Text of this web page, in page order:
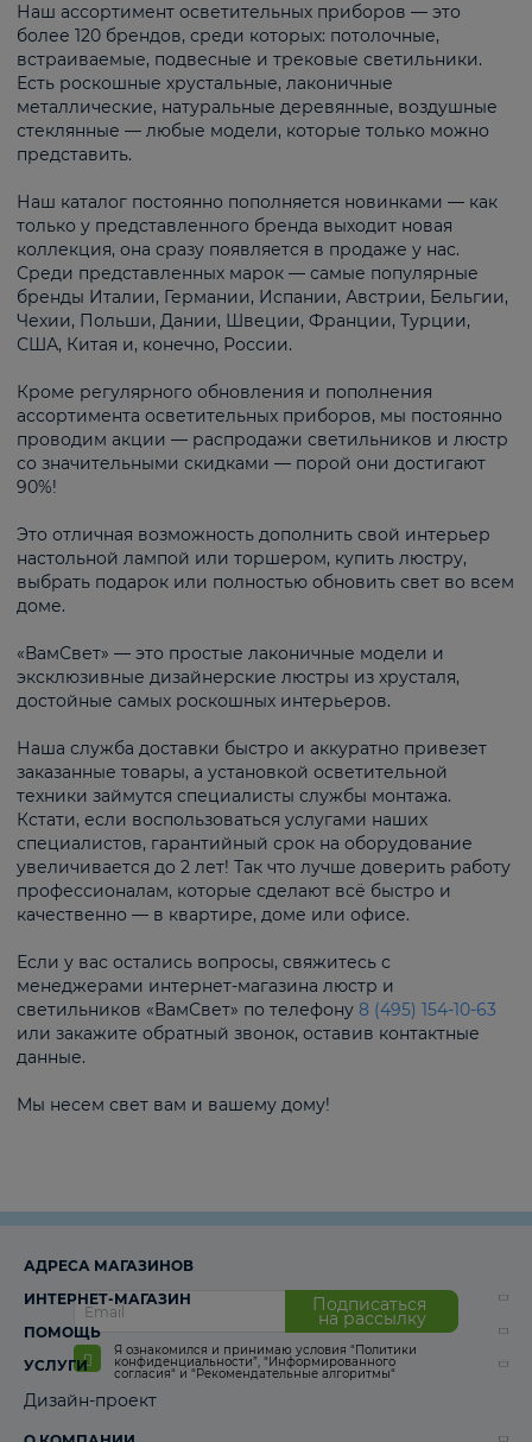
Наш ассортимент осветительных приборов — это
более 120 брендов, среди которых: потолочные,
встраиваемые, подвесные и трековые светильники.
Есть роскошные хрустальные, лаконичные
металлические, натуральные деревянные, воздушные
стеклянные — любые модели, которые только можно
представить.
Наш каталог постоянно пополняется новинками — как
только у представленного бренда выходит новая
коллекция, она сразу появляется в продаже у нас.
Среди представленных марок — самые популярные
бренды Италии, Германии, Испании, Австрии, Бельгии,
Чехии, Польши, Дании, Швеции, Франции, Турции,
США, Китая и, конечно, России.
Кроме регулярного обновления и пополнения
ассортимента осветительных приборов, мы постоянно
проводим акции — распродажи светильников и люстр
со значительными скидками — порой они достигают
90%!
Это отличная возможность дополнить свой интерьер
настольной лампой или торшером, купить люстру,
выбрать подарок или полностью обновить свет во всем
доме.
«ВамСвет» — это простые лаконичные модели и
эксклюзивные дизайнерские люстры из хрусталя,
достойные самых роскошных интерьеров.
Наша служба доставки быстро и аккуратно привезет
заказанные товары, а установкой осветительной
техники займутся специалисты службы монтажа.
Кстати, если воспользоваться услугами наших
специалистов, гарантийный срок на оборудование
увеличивается до 2 лет! Так что лучше доверить работу
профессионалам, которые сделают всё быстро и
качественно — в квартире, доме или офисе.
Если у вас остались вопросы, свяжитесь с
менеджерами интернет-магазина люстр и
светильников «ВамСвет» по телефону 8 (495) 154-10-63
или закажите обратный звонок, оставив контактные
данные.
Мы несем свет вам и вашему дому!
Подписаться
на рассылку
Я ознакомился и принимаю условия “Политики
конфиденциальности”, “Информированного
согласия“ и “Рекомендательные алгоритмы“
АДРЕСА МАГАЗИНОВ
ИНТЕРНЕТ-МАГАЗИН
ПОМОЩЬ
УСЛУГИ
Дизайн-проект